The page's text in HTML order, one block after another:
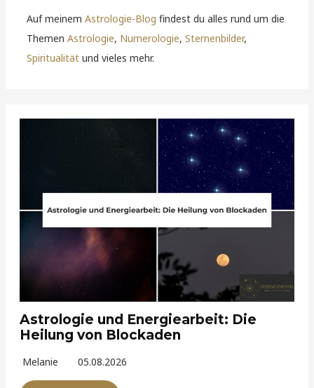
Auf meinemAstrologie-Blog findest du alles rund um die
ThemenAstrologie, Numerologie,Sternenbilder,
Spiritualität und vieles mehr.
Astrologie und Energiearbeit: Die
Heilung von Blockaden
Melanie 05.08.2026